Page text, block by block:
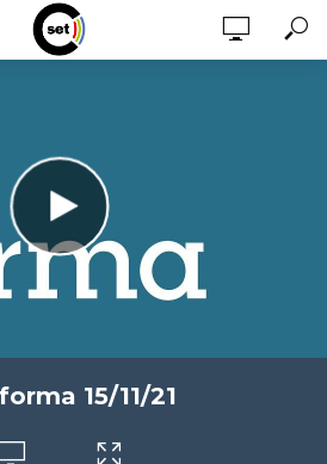
15/11/21